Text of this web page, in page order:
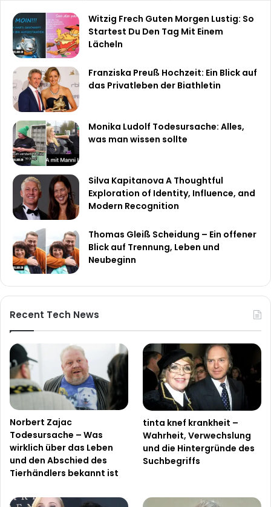
Witzig Frech Guten Morgen Lustig: So
Startest Du Den Tag Mit Einem
Lächeln
Franziska Preuß Hochzeit: Ein Blick auf
das Privatleben der Biathletin
Monika Ludolf Todesursache: Alles,
was man wissen sollte
Silva Kapitanova A Thoughtful
Exploration of Identity, Influence, and
Modern Recognition
Thomas Gleiß Scheidung – Ein offener
Blick auf Trennung, Leben und
Neubeginn
Recent Tech News
Norbert Zajac
Todesursache – Was
wirklich über das Leben
und den Abschied des
Tierhändlers bekannt ist
tinta knef krankheit –
Wahrheit, Verwechslung
und die Hintergründe des
Suchbegriffs